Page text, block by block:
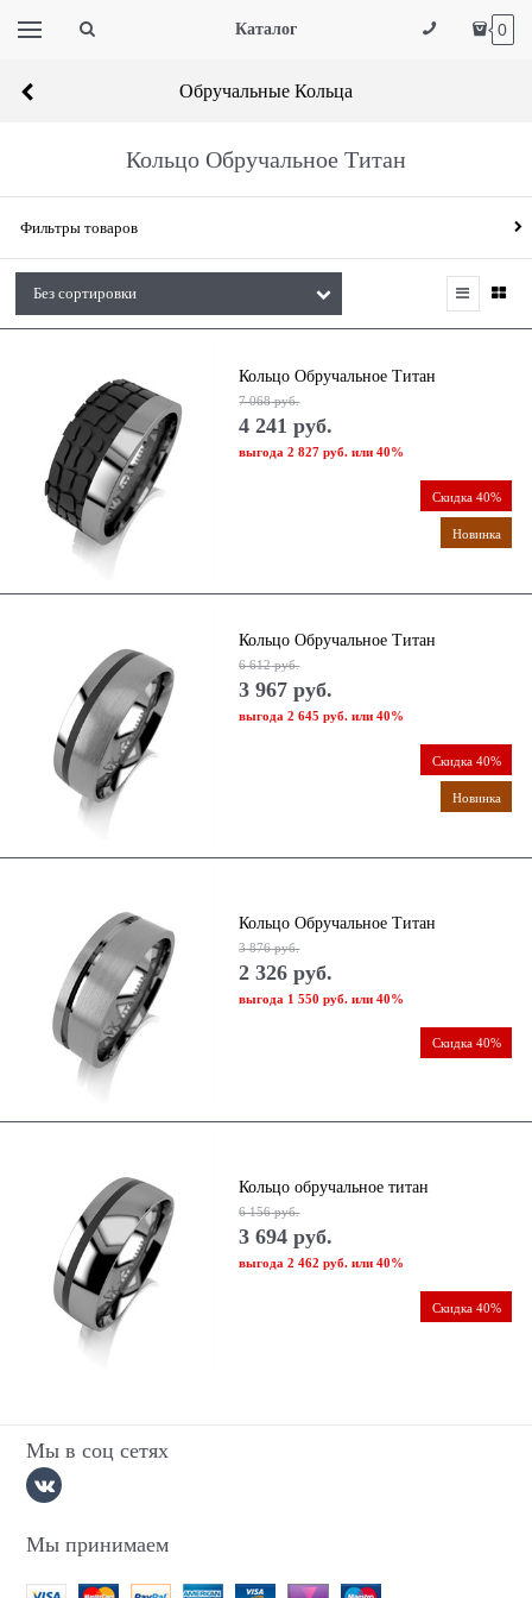
Каталог 0
Обручальные Кольца
Кольцо Обручальное Титан
Фильтры товаров
Кольцо Обручальное Титан
7 068 руб.
4 241 руб.
выгода2 827 руб. или40%
Скидка 40%
Новинка
Кольцо Обручальное Титан
6 612 руб.
3 967 руб.
выгода2 645 руб. или40%
Скидка 40%
Новинка
Кольцо Обручальное Титан
3 876 руб.
2 326 руб.
выгода 1 550 руб. или40%
Скидка 40%
Кольцо обручальное титан
6 156 руб.
3 694 руб.
выгода2 462 руб. или40%
Скидка 40%
Мы в соц сетях
Мы принимаем